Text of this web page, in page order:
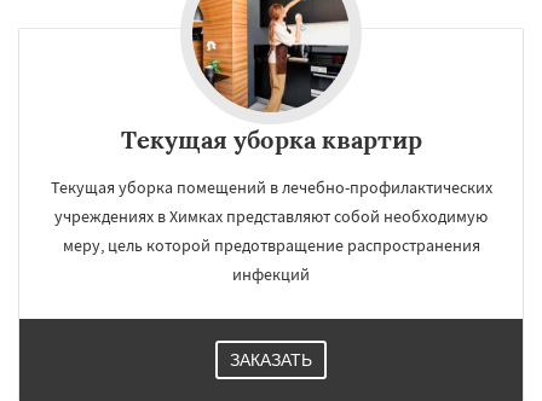
Текущая уборка квартир
Текущая уборка помещений в лечебно-профилактических
учреждениях в Химках представляют собой необходимую
меру, цель которой предотвращение распространения
инфекций
ЗАКАЗАТЬ